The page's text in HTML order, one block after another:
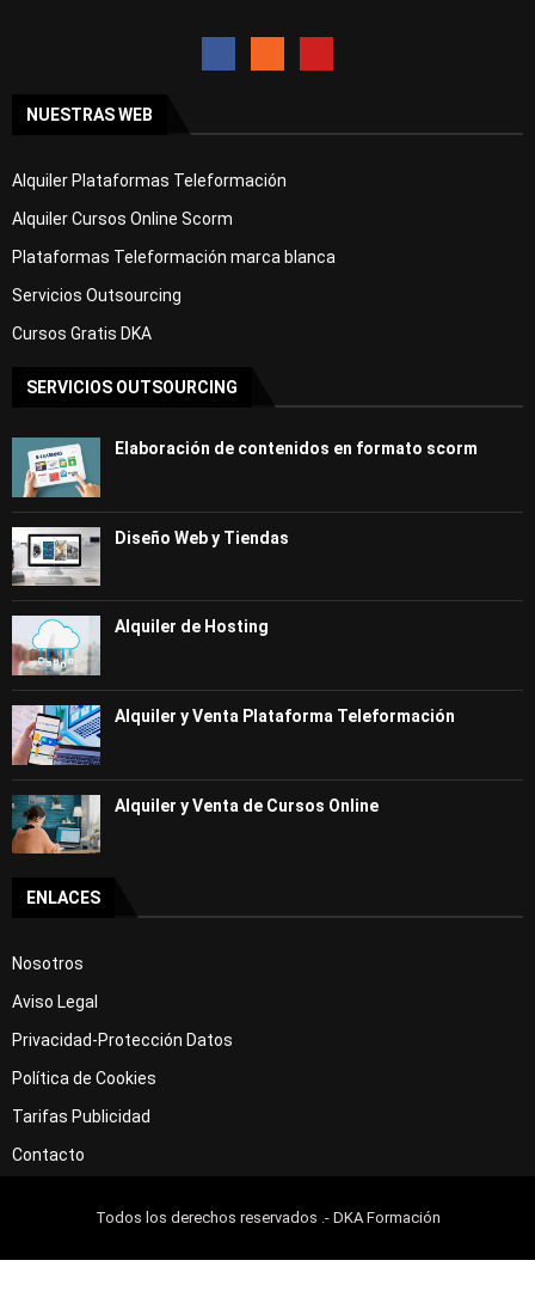
NUESTRAS WEB
Alquiler Plataformas Teleformación
Alquiler Cursos Online Scorm
Plataformas Teleformación marca blanca
Servicios Outsourcing
Cursos Gratis DKA
SERVICIOS OUTSOURCING
Elaboración de contenidos en formato scorm
Diseño Web y Tiendas
Alquiler de Hosting
Alquiler y Venta Plataforma Teleformación
Alquiler y Venta de Cursos Online
ENLACES
Nosotros
Aviso Legal
Privacidad-Protección Datos
Política de Cookies
Tarifas Publicidad
Contacto
Todos los derechos reservados .- DKA Formación